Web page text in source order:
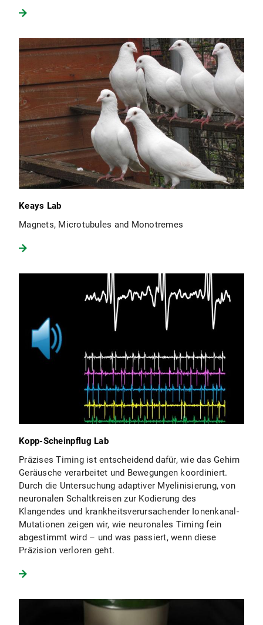
Keays Lab
Magnets, Microtubules and Monotremes
Kopp-Scheinpflug Lab
Präzises Timing ist entscheidend dafür, wie das Gehirn
Geräusche verarbeitet und Bewegungen koordiniert.
Durch die Untersuchung adaptiver Myelinisierung, von
neuronalen Schaltkreisen zur Kodierung des
Klangendes und krankheitsverursachender Ionenkanal-
Mutationen zeigen wir, wie neuronales Timing fein
abgestimmt wird – und was passiert, wenn diese
Präzision verloren geht.